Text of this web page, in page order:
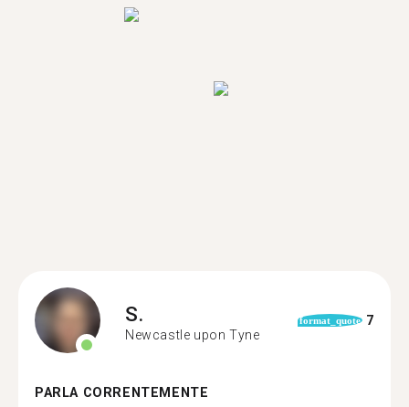
S.
Newcastle upon Tyne
format_quote 7
PARLA CORRENTEMENTE